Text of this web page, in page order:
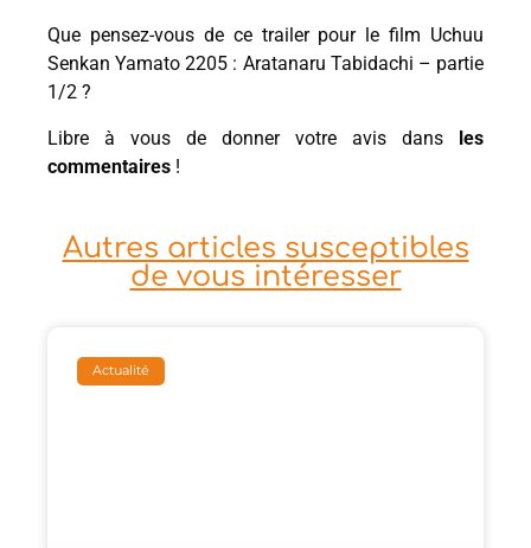
Que pensez-vous de ce trailer pour le film Uchuu
Senkan Yamato 2205 : Aratanaru Tabidachi – partie
1/2 ?
Libre à vous de donner votre avis dans les
commentaires !
Autres articles susceptibles
de vous intéresser
Actualité